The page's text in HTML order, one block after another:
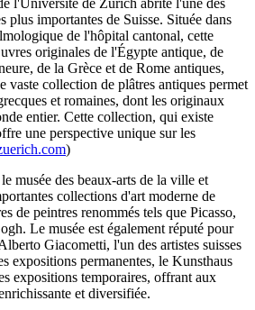
plus importantes de Suisse. Située dans
de l'hôpital cantonal, cette
originales de l'Égypte antique, de
de la Grèce et de Rome antiques,
vaste collection de plâtres antiques permet
et romaines, dont les originaux
entier. Cette collection, qui existe
une perspective unique sur les
)
musée des beaux-arts de la ville et
collections d'art moderne de
de peintres renommés tels que Picasso,
Le musée est également réputé pour
Giacometti, l'un des artistes suisses
expositions permanentes, le Kunsthaus
expositions temporaires, offrant aux
et diversifiée.